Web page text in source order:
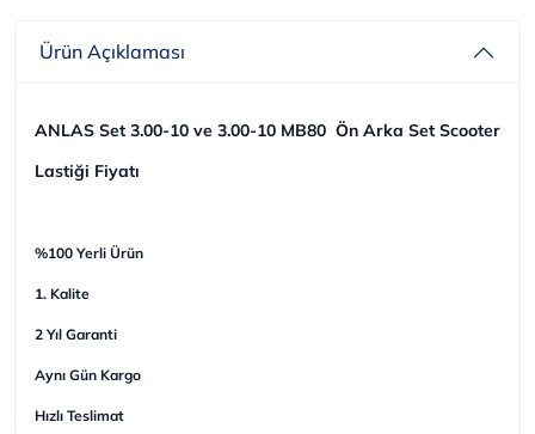
Ürün Açıklaması
ANLAS Set 3.00-10 ve 3.00-10 MB80 Ön Arka Set Scooter
Lastiği Fiyatı
%100 Yerli Ürün
1. Kalite
2 Yıl Garanti
Aynı Gün Kargo
Hızlı Teslimat